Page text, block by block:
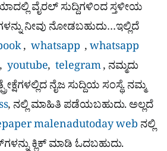
ವೈರಲ್​ ಸುದ್ದಿಗಳಿಂದ ಸ್ತಳೀಯ
ನೀವು ನೋಡಬಹುದು…ಇಲ್ಲಿದೆ
, whatsapp ,whatsapp
, youtube, telegram, ನಮ್ಮದು
ನೈಜ ಸುದ್ದಿಯ ಸಂಸ್ಥೆ. ನಮ್ಮ
, ನಲ್ಲಿ ಮಾಹಿತಿ ಪಡೆಯಬಹುದು. ಅಲ್ಲದೆ
malenadutoday web ನಲ್ಲಿ
ಕ್ಲಿಕ್ ಮಾಡಿ ಓದಬಹುದು.